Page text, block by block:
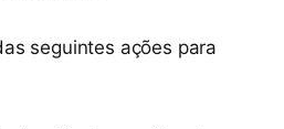
seguintes ações para